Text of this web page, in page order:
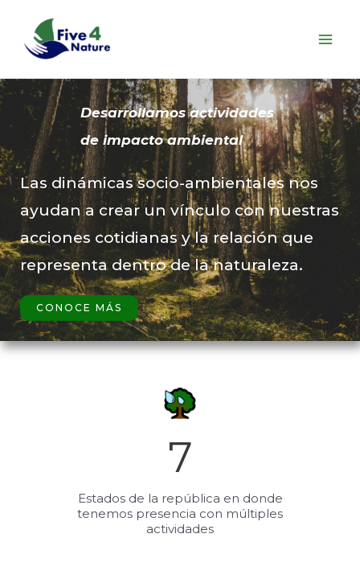
Desarrollamos actividades
de impacto ambiental
Las dinámicas socio-ambientales nos
ayudan a crear un vínculo con nuestras
acciones cotidianas y la relación que
representa dentro de la naturaleza.
CONOCE MÁS
7
Estados de la república en donde
tenemos presencia con múltiples
actividades